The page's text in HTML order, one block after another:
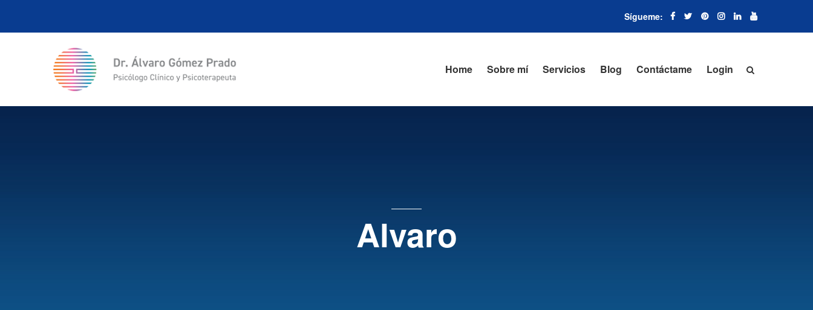
Home Sobre mí Servicios Blog Contáctame Login
Alvaro